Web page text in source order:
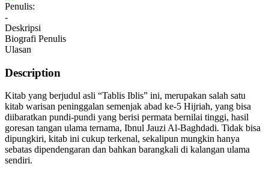
Penulis:
-
Deskripsi
Biografi Penulis
Ulasan
Description
Kitab yang berjudul asli “Tablis Iblis” ini, merupakan salah satu
kitab warisan peninggalan semenjak abad ke-5 Hijriah, yang bisa
diibaratkan pundi-pundi yang berisi permata bernilai tinggi, hasil
goresan tangan ulama ternama, Ibnul Jauzi Al-Baghdadi. Tidak bisa
dipungkiri, kitab ini cukup terkenal, sekalipun mungkin hanya
sebatas dipendengaran dan bahkan barangkali di kalangan ulama
sendiri.